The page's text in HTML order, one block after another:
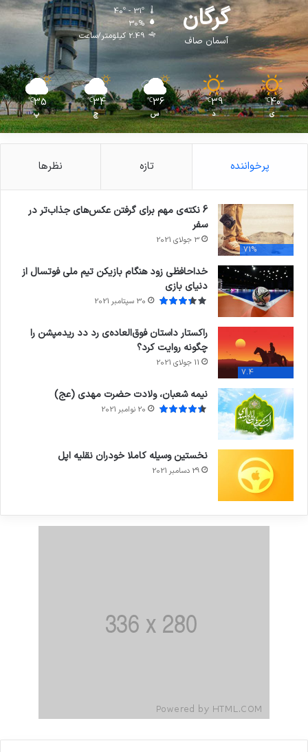
گرگان
آسمان صاف
40º - 31º
30%
2.49 کیلومتر/ساعت
40
℃
ی
39
℃
د
36
℃
س
34
℃
چ
35
℃
پ
پرخواننده تازه نظرها
71%
6 نکته‌ی مهم برای گرفتن عکس‌های جذاب‌تر در
سفر
3 جولای 2021
خداحافظی زود هنگام بازیکن تیم ملی فوتسال از
دنیای بازی
30 سپتامبر 2021
7.4
راکستار داستان فوق‌العاده‌ی رد دد ریدمپشن را
چگونه روایت کرد؟
11 جولای 2021
نیمه شعبان، ولادت حضرت مهدی (عج)
20 نوامبر 2021
نخستین وسیله کاملا خودران نقلیه اپل
29 دسامبر 2021